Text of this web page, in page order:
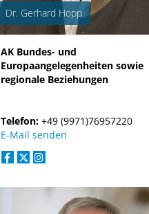
Dr. Gerhard Hopp
AK Bundes- und
Europaangelegenheiten sowie
regionale Beziehungen
Telefon: +49 (9971)76957220
E-Mail senden